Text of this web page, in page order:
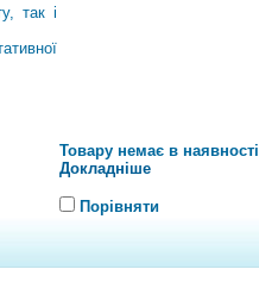
так і
Товару немає в наявності
Докладніше
Порівняти